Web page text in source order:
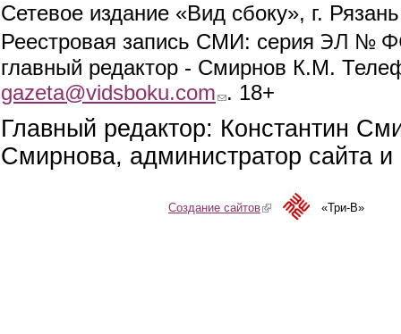
Сетевое издание «Вид сбоку», г.
Реестровая запись СМИ: серия ЭЛ №
главный редактор - Смирнов К.М.
gazeta@vidsboku.com (link sends e-mail)
. 18+
Главный редактор: Константин
Смирнова, администратор сайта
Создание сайтов(link is external)«Три-В»